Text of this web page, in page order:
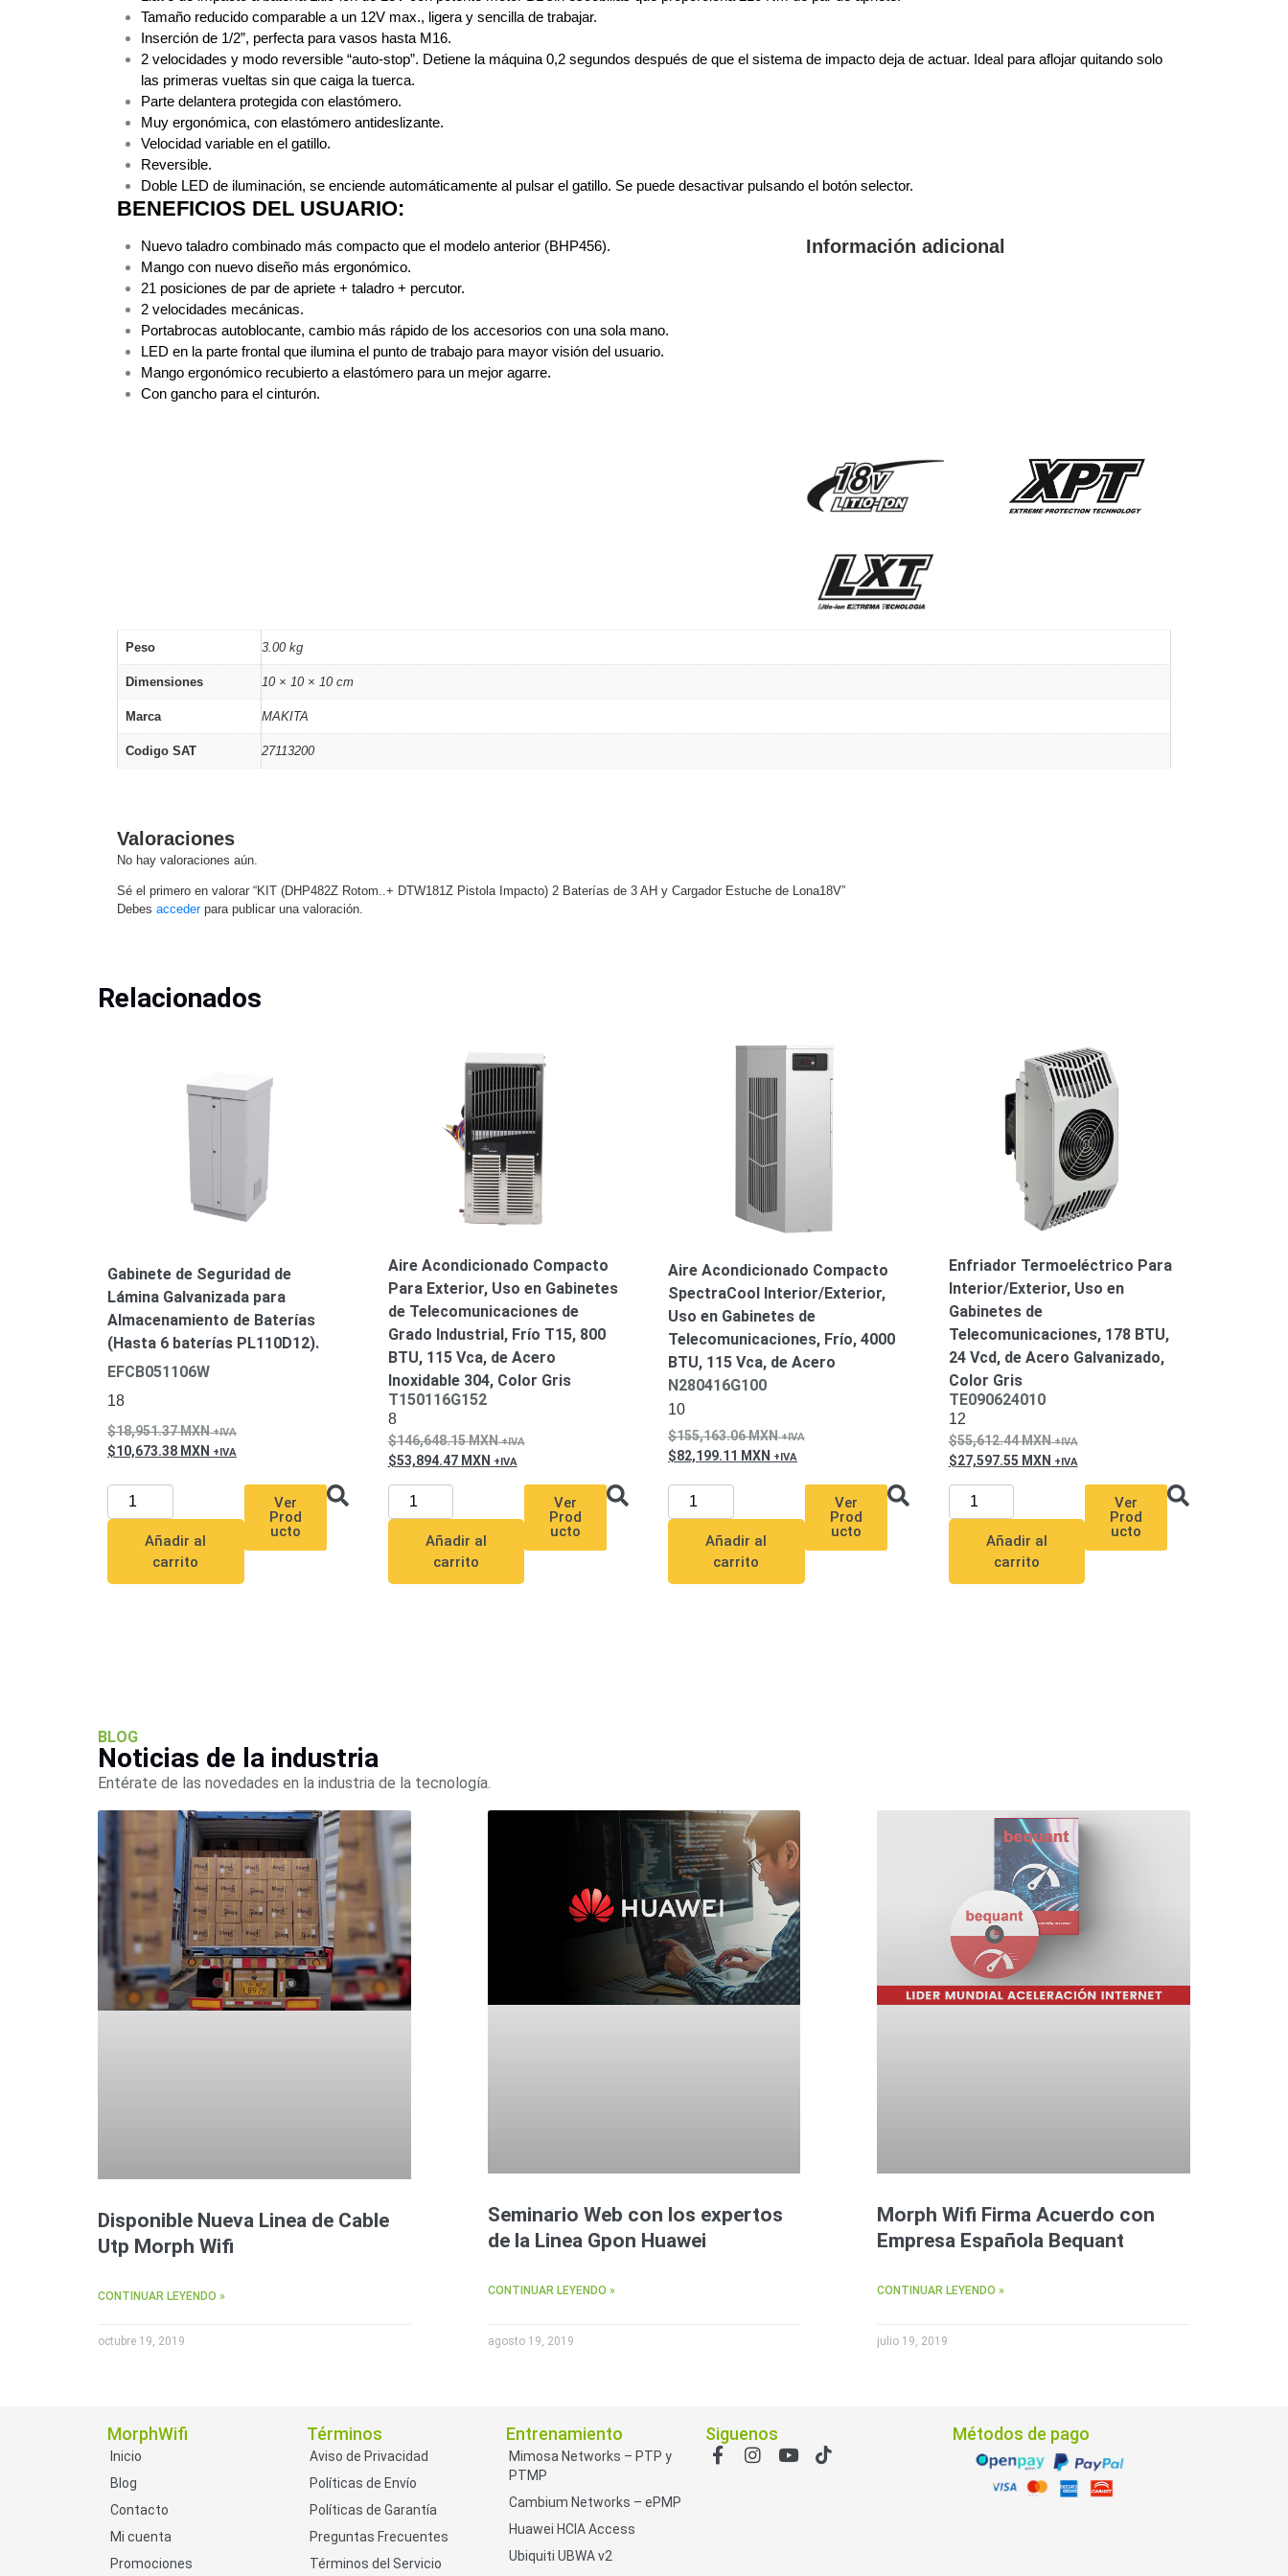
Software VMS y Analíticas
EPCOM Cloud
HIKVISION Honeywell
Videograbadoras Móviles, Dash Cams y Body Cams
Accesorios
Body Cams (Portátiles)
Videoporteros e Interfonos
Accesorios Intercomunicadores Videoporteros Analógicos
Tamaño reducido comparable a un 12V max., ligera y sencilla de trabajar.
Inserción de 1/2”, perfecta para vasos hasta M16.
2 velocidades y modo reversible “auto-stop”. Detiene la máquina 0,2 segundos después de que el sistema de impacto deja de actuar. Ideal para aflojar quitando solo
las primeras vueltas sin que caiga la tuerca.
Parte delantera protegida con elastómero.
Muy ergonómica, con elastómero antideslizante.
Velocidad variable en el gatillo.
Reversible.
Doble LED de iluminación, se enciende automáticamente al pulsar el gatillo. Se puede desactivar pulsando el botón selector.
BENEFICIOS DEL USUARIO:
Nuevo taladro combinado más compacto que el modelo anterior (BHP456).
Mango con nuevo diseño más ergonómico.
21 posiciones de par de apriete + taladro + percutor.
2 velocidades mecánicas.
Portabrocas autoblocante, cambio más rápido de los accesorios con una sola mano.
LED en la parte frontal que ilumina el punto de trabajo para mayor visión del usuario.
Mango ergonómico recubierto a elastómero para un mejor agarre.
Con gancho para el cinturón.
Información adicional
Peso 3.00 kg
Dimensiones 10 × 10 × 10 cm
Marca MAKITA
Codigo SAT 27113200
Valoraciones
No hay valoraciones aún.
Sé el primero en valorar “KIT (DHP482Z Rotom..+ DTW181Z Pistola Impacto) 2 Baterías de 3 AH y Cargador Estuche de Lona18V”
Debes accederpara publicar una valoración.
Relacionados
Gabinete de Seguridad de
Lámina Galvanizada para
Almacenamiento de Baterías
(Hasta 6 baterías PL110D12).
EFCB051106W
18
18,951.37MXN
10,673.38 MXN
Añadir al
carrito
Ver
Prod
ucto
Aire Acondicionado Compacto
Para Exterior, Uso en Gabinetes
de Telecomunicaciones de
Grado Industrial, Frío T15, 800
BTU, 115 Vca, de Acero
Inoxidable 304, Color Gris
T150116G152
8
146,648.15MXN
53,894.47 MXN
Añadir al
carrito
Ver
Prod
ucto
Aire Acondicionado Compacto
SpectraCool Interior/Exterior,
Uso en Gabinetes de
Telecomunicaciones, Frío, 4000
BTU, 115 Vca, de Acero
N280416G100
10
155,163.06MXN
82,199.11 MXN
Añadir al
carrito
Ver
Prod
ucto
Enfriador Termoeléctrico Para
Interior/Exterior, Uso en
Gabinetes de
Telecomunicaciones, 178 BTU,
24 Vcd, de Acero Galvanizado,
Color Gris
TE090624010
12
55,612.44MXN
27,597.55 MXN
Añadir al
carrito
Ver
Prod
ucto
BLOG
Noticias de la industria
Entérate de las novedades en la industria de la tecnología.
Disponible Nueva Linea de Cable
Utp Morph Wifi
CONTINUAR LEYENDO »
octubre 19, 2019
Seminario Web con los expertos
de la Linea Gpon Huawei
CONTINUAR LEYENDO »
agosto 19, 2019
Morph Wifi Firma Acuerdo con
Empresa Española Bequant
CONTINUAR LEYENDO »
julio 19, 2019
MorphWifi
Inicio
Blog
Contacto
Mi cuenta
Promociones
Términos
Aviso de Privacidad
Políticas de Envío
Políticas de Garantía
Preguntas Frecuentes
Términos del Servicio
Entrenamiento
Mimosa Networks – PTP y
PTMP
Cambium Networks – ePMP
Huawei HCIA Access
Ubiquiti UBWA v2
Siguenos Métodos de pago